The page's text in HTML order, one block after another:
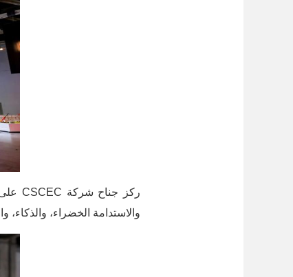
ركز جناح شركة CSCEC
والاستدامة الخضراء، والذكاء،